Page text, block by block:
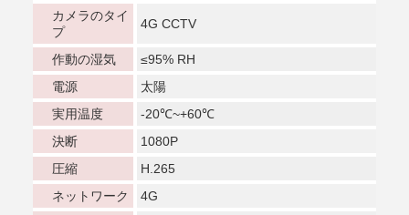
カメラのタイ
プ
4G CCTV
作動の湿気
≤95% RH
電源
太陽
実用温度
-20℃~+60℃
決断
1080P
圧縮
H.265
ネットワーク
4G